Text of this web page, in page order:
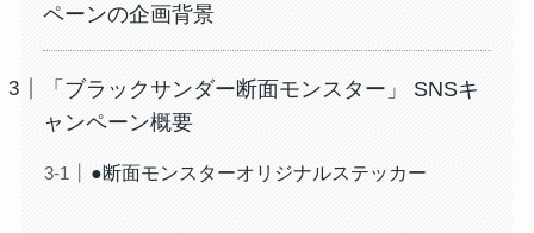
ペーンの企画背景
「ブラックサンダー断面モンスター」 SNSキ
ャンペーン概要
●断面モンスターオリジナルステッカー